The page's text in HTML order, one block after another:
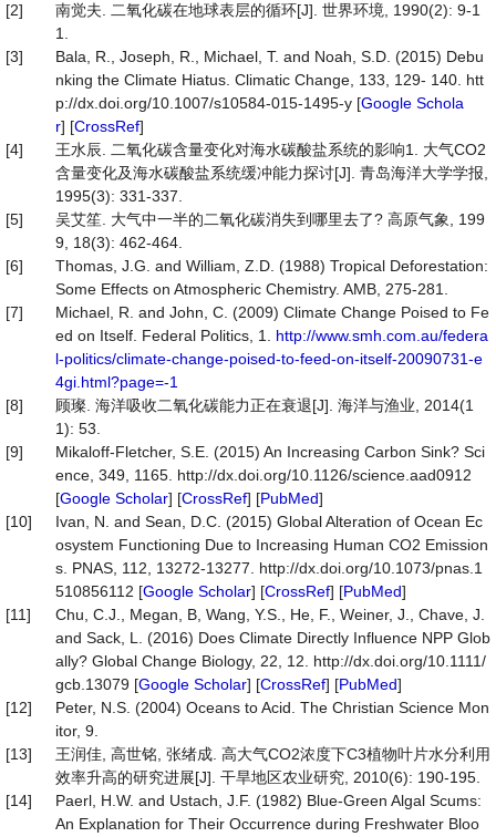
[2]
南觉夫. 二氧化碳在地球表层的循环[J]. 世界环境, 1990(2): 9-1
1.
[3]
Bala, R., Joseph, R., Michael, T. and Noah, S.D. (2015) Debu
nking the Climate Hiatus. Climatic Change, 133, 129- 140. htt
p://dx.doi.org/10.1007/s10584-015-1495-y [Google Schola
r] [CrossRef]
[4]
王水辰. 二氧化碳含量变化对海水碳酸盐系统的影响1. 大气CO2
含量变化及海水碳酸盐系统缓冲能力探讨[J]. 青岛海洋大学学报,
1995(3): 331-337.
[5]
吴艾笙. 大气中一半的二氧化碳消失到哪里去了? 高原气象, 199
9, 18(3): 462-464.
[6]
Thomas, J.G. and William, Z.D. (1988) Tropical Deforestation:
Some Effects on Atmospheric Chemistry. AMB, 275-281.
[7]
Michael, R. and John, C. (2009) Climate Change Poised to Fe
ed on Itself. Federal Politics, 1. http://www.smh.com.au/federa
l-politics/climate-change-poised-to-feed-on-itself-20090731-e
4gi.html?page=-1
[8]
顾璨. 海洋吸收二氧化碳能力正在衰退[J]. 海洋与渔业, 2014(1
1): 53.
[9]
Mikaloff-Fletcher, S.E. (2015) An Increasing Carbon Sink? Sci
ence, 349, 1165. http://dx.doi.org/10.1126/science.aad0912
[Google Scholar] [CrossRef] [PubMed]
[10]
Ivan, N. and Sean, D.C. (2015) Global Alteration of Ocean Ec
osystem Functioning Due to Increasing Human CO2 Emission
s. PNAS, 112, 13272-13277. http://dx.doi.org/10.1073/pnas.1
510856112 [Google Scholar] [CrossRef] [PubMed]
[11]
Chu, C.J., Megan, B, Wang, Y.S., He, F., Weiner, J., Chave, J.
and Sack, L. (2016) Does Climate Directly Influence NPP Glob
ally? Global Change Biology, 22, 12. http://dx.doi.org/10.1111/
gcb.13079 [Google Scholar] [CrossRef] [PubMed]
[12]
Peter, N.S. (2004) Oceans to Acid. The Christian Science Mon
itor, 9.
[13]
王润佳, 高世铭, 张绪成. 高大气CO2浓度下C3植物叶片水分利用
效率升高的研究进展[J]. 干旱地区农业研究, 2010(6): 190-195.
[14]
Paerl, H.W. and Ustach, J.F. (1982) Blue-Green Algal Scums:
An Explanation for Their Occurrence during Freshwater Bloo